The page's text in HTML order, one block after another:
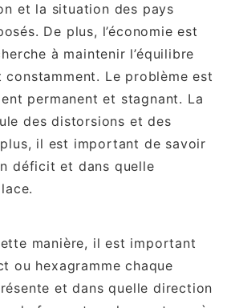
et la situation des pays
De plus, l’économie est
à maintenir l’équilibre
Le problème est
permanent et stagnant. La
des distorsions et des
il est important de savoir
déficit et dans quelle
manière, il est important
ou hexagramme chaque
et dans quelle direction